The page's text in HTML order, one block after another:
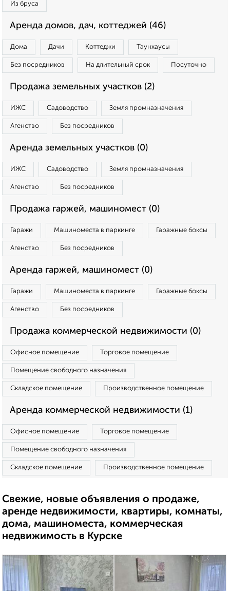
Из бруса
Аренда домов, дач, коттеджей (46)
Дома Дачи Коттеджи Таунхаусы
Без посредников На длительный срок Посуточно
Продажа земельных участков (2)
ИЖС Садоводство Земля промназначения
Агенство Без посредников
Аренда земельных участков (0)
ИЖС Садоводство Земля промназначения
Агенство Без посредников
Продажа гаржей, машиномест (0)
Гаражи Машиноместа в паркинге Гаражные боксы
Агенство Без посредников
Аренда гаржей, машиномест (0)
Гаражи Машиноместа в паркинге Гаражные боксы
Агенство Без посредников
Продажа коммерческой недвижимости (0)
Офисное помещение Торговое помещение
Помещение свободного назначения
Складское помещение Производственное помещение
Аренда коммерческой недвижимости (1)
Офисное помещение Торговое помещение
Помещение свободного назначения
Складское помещение Производственное помещение
Свежие, новые объявления о продаже,
аренде недвижимости, квартиры, комнаты,
дома, машиноместа, коммерческая
недвижимость в Курске